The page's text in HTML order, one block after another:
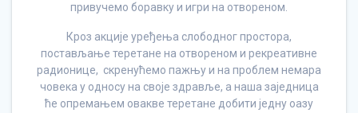
привучемо боравку и игри на отвореном.
Кроз акције уређења слободног простора,
постављање теретане на отвореном и рекреативне
радионице, скренућемо пажњу и на проблем немара
човека у односу на своје здравље, а наша заједница
ће опремањем овакве теретане добити једну оазу